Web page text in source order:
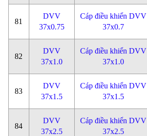
81
DVV
37x0.75
Cáp điều khiển DVV
37x0.7
82
DVV
37x1.0
Cáp điều khiển DVV
37x1.0
83
DVV
37x1.5
Cáp điều khiển DVV
37x1.5
84
DVV
37x2.5
Cáp điều khiển DVV
37x2.5